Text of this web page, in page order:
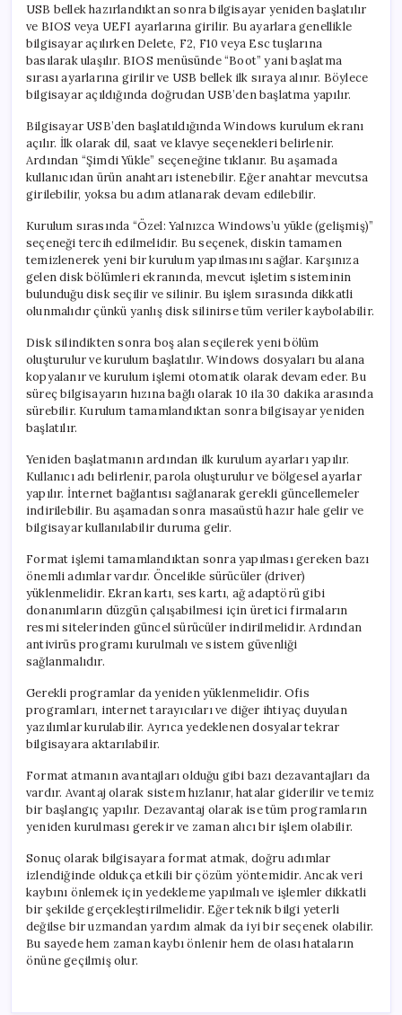
USB bellek hazırlandıktan sonra bilgisayar yeniden başlatılır
ve BIOS veya UEFI ayarlarına girilir. Bu ayarlara genellikle
bilgisayar açılırken Delete, F2, F10 veya Esc tuşlarına
basılarak ulaşılır. BIOS menüsünde “Boot” yani başlatma
sırası ayarlarına girilir ve USB bellek ilk sıraya alınır. Böylece
bilgisayar açıldığında doğrudan USB’den başlatma yapılır.
Bilgisayar USB’den başlatıldığında Windows kurulum ekranı
açılır. İlk olarak dil, saat ve klavye seçenekleri belirlenir.
Ardından “Şimdi Yükle” seçeneğine tıklanır. Bu aşamada
kullanıcıdan ürün anahtarı istenebilir. Eğer anahtar mevcutsa
girilebilir, yoksa bu adım atlanarak devam edilebilir.
Kurulum sırasında “Özel: Yalnızca Windows’u yükle (gelişmiş)”
seçeneği tercih edilmelidir. Bu seçenek, diskin tamamen
temizlenerek yeni bir kurulum yapılmasını sağlar. Karşınıza
gelen disk bölümleri ekranında, mevcut işletim sisteminin
bulunduğu disk seçilir ve silinir. Bu işlem sırasında dikkatli
olunmalıdır çünkü yanlış disk silinirse tüm veriler kaybolabilir.
Disk silindikten sonra boş alan seçilerek yeni bölüm
oluşturulur ve kurulum başlatılır. Windows dosyaları bu alana
kopyalanır ve kurulum işlemi otomatik olarak devam eder. Bu
süreç bilgisayarın hızına bağlı olarak 10 ila 30 dakika arasında
sürebilir. Kurulum tamamlandıktan sonra bilgisayar yeniden
başlatılır.
Yeniden başlatmanın ardından ilk kurulum ayarları yapılır.
Kullanıcı adı belirlenir, parola oluşturulur ve bölgesel ayarlar
yapılır. İnternet bağlantısı sağlanarak gerekli güncellemeler
indirilebilir. Bu aşamadan sonra masaüstü hazır hale gelir ve
bilgisayar kullanılabilir duruma gelir.
Format işlemi tamamlandıktan sonra yapılması gereken bazı
önemli adımlar vardır. Öncelikle sürücüler (driver)
yüklenmelidir. Ekran kartı, ses kartı, ağ adaptörü gibi
donanımların düzgün çalışabilmesi için üretici firmaların
resmi sitelerinden güncel sürücüler indirilmelidir. Ardından
antivirüs programı kurulmalı ve sistem güvenliği
sağlanmalıdır.
Gerekli programlar da yeniden yüklenmelidir. Ofis
programları, internet tarayıcıları ve diğer ihtiyaç duyulan
yazılımlar kurulabilir. Ayrıca yedeklenen dosyalar tekrar
bilgisayara aktarılabilir.
Format atmanın avantajları olduğu gibi bazı dezavantajları da
vardır. Avantaj olarak sistem hızlanır, hatalar giderilir ve temiz
bir başlangıç yapılır. Dezavantaj olarak ise tüm programların
yeniden kurulması gerekir ve zaman alıcı bir işlem olabilir.
Sonuç olarak bilgisayara format atmak, doğru adımlar
izlendiğinde oldukça etkili bir çözüm yöntemidir. Ancak veri
kaybını önlemek için yedekleme yapılmalı ve işlemler dikkatli
bir şekilde gerçekleştirilmelidir. Eğer teknik bilgi yeterli
değilse bir uzmandan yardım almak da iyi bir seçenek olabilir.
Bu sayede hem zaman kaybı önlenir hem de olası hataların
önüne geçilmiş olur.